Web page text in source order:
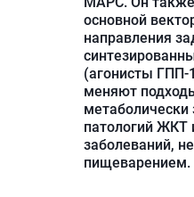
основной
направления
(агонисты ГПП-
меняют
патологий ЖКТ
заболеваний,
пищеварением.